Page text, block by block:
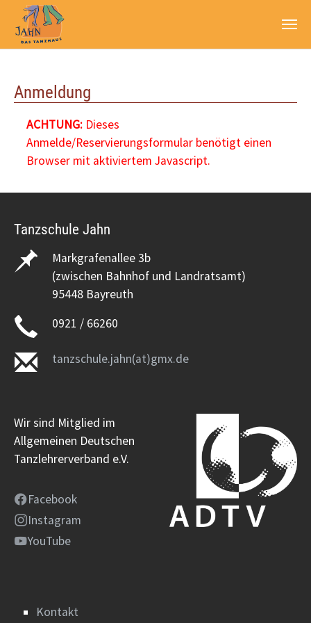
Anmeldung
ACHTUNG:Dieses
Anmelde/Reservierungsformular benötigt einen
Browser mit aktiviertem Javascript.
Tanzschule Jahn
Markgrafenallee 3b
(zwischen Bahnhof und Landratsamt)
95448 Bayreuth
0921 / 66260
tanzschule.jahn(at)gmx.de
Wir sind Mitglied im
Allgemeinen Deutschen
Tanzlehrerverband e.V.
Facebook
Instagram
YouTube
Kontakt